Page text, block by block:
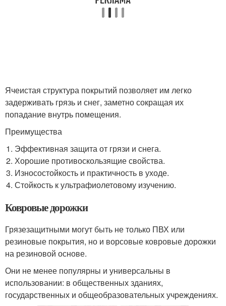
Ячеистая структура покрытий позволяет им легко
задерживать грязь и снег, заметно сокращая их
попадание внутрь помещения.
Преимущества
Эффективная защита от грязи и снега.
Хорошие противоскользящие свойства.
Износостойкость и практичность в уходе.
Стойкость к ультрафиолетовому изучению.
Ковровые дорожки
Грязезащитными могут быть не только ПВХ или
резиновые покрытия, но и ворсовые ковровые дорожки
на резиновой основе.
Они не менее популярны и универсальны в
использовании: в общественных зданиях,
государственных и общеобразовательных учреждениях.